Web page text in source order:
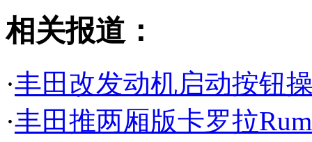
相关报道：
·丰田改发动机启动按钮
·丰田推两厢版卡罗拉